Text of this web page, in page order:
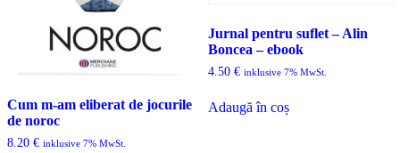
Cum m-am eliberat de jocurile
de noroc
8.20 € inklusive 7% MwSt.
Jurnal pentru suflet – Alin
Boncea – ebook
4.50 € inklusive 7% MwSt.
Adaugă în coș